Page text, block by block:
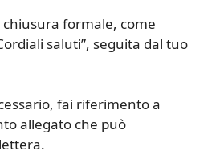
formale, come
saluti”, seguita dal tuo
fai riferimento a
allegato che può